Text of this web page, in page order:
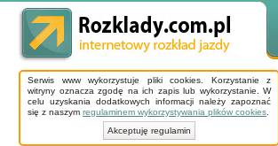
Serwis www wykorzystuje pliki cookies. Korzystanie z
witryny oznacza zgodę na ich zapis lub wykorzystanie. W
celu uzyskania dodatkowych informacji należy zapoznać
się z naszym regulaminem wykorzystywania plików cookies
Akceptuję regulamin